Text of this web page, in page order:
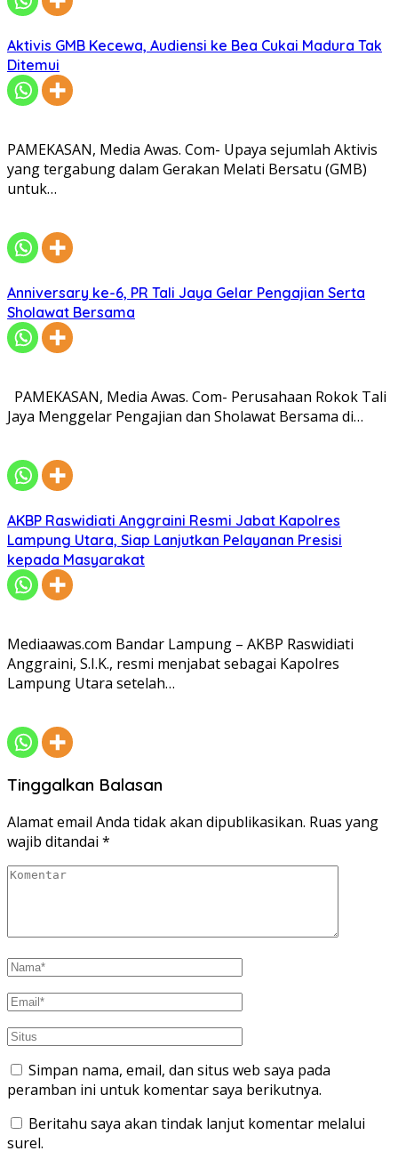
Aktivis GMB Kecewa, Audiensi ke Bea Cukai Madura Tak
Ditemui
PAMEKASAN, Media Awas. Com- Upaya sejumlah Aktivis
yang tergabung dalam Gerakan Melati Bersatu (GMB)
untuk…
Anniversary ke-6, PR Tali Jaya Gelar Pengajian Serta
Sholawat Bersama
PAMEKASAN, Media Awas. Com- Perusahaan Rokok Tali
Jaya Menggelar Pengajian dan Sholawat Bersama di…
AKBP Raswidiati Anggraini Resmi Jabat Kapolres
Lampung Utara, Siap Lanjutkan Pelayanan Presisi
kepada Masyarakat
Mediaawas.com Bandar Lampung – AKBP Raswidiati
Anggraini, S.I.K., resmi menjabat sebagai Kapolres
Lampung Utara setelah…
Tinggalkan Balasan
Alamat email Anda tidak akan dipublikasikan. Ruas yang
wajib ditandai *
Simpan nama, email, dan situs web saya pada
peramban ini untuk komentar saya berikutnya.
Beritahu saya akan tindak lanjut komentar melalui
surel.